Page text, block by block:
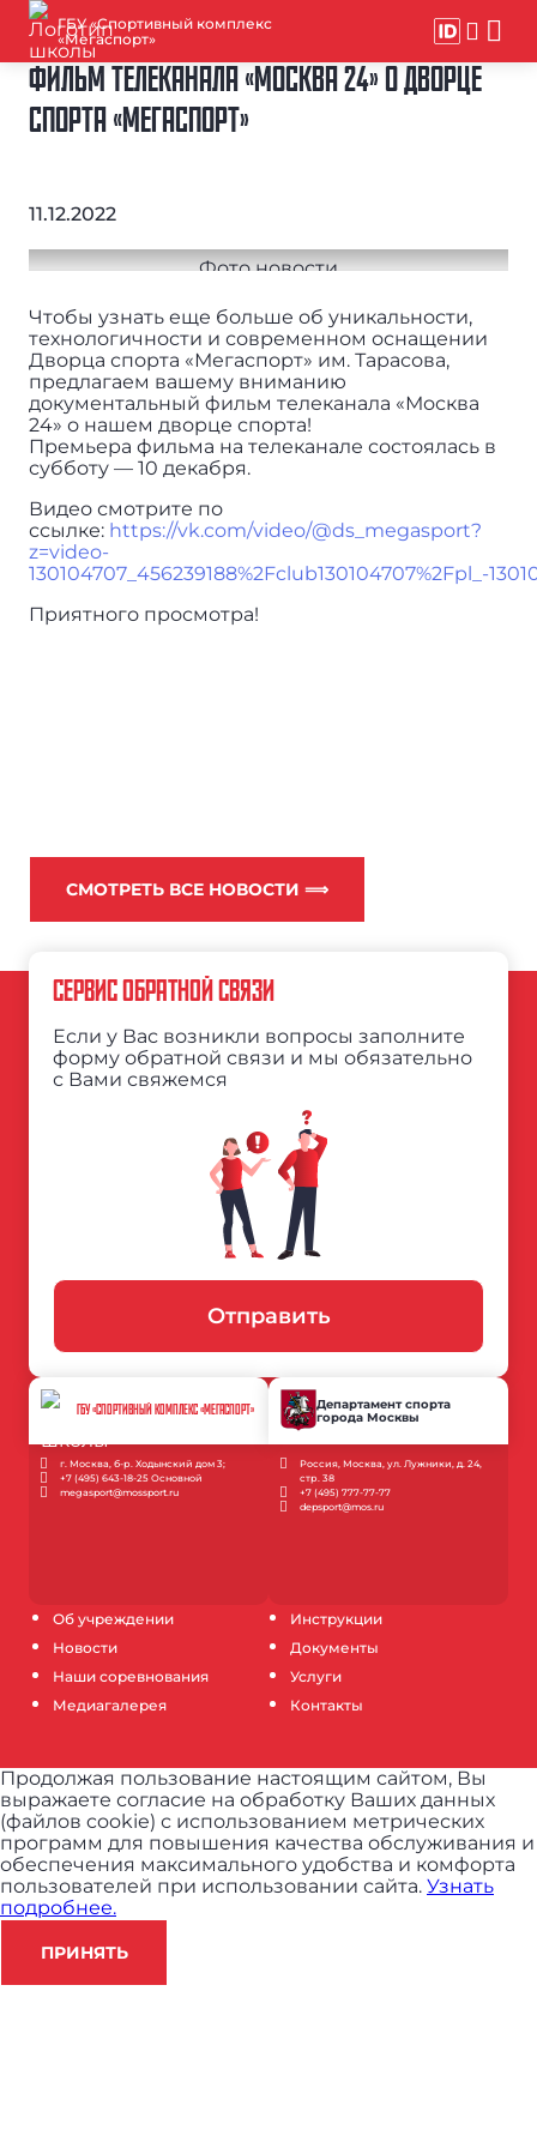
ГБУ «Спортивный комплекс
«Мегаспорт»
ФИЛЬМ ТЕЛЕКАНАЛА «МОСКВА 24» О ДВОРЦЕ
СПОРТА «МЕГАСПОРТ»
11.12.2022
Чтобы узнать еще больше об уникальности,
технологичности и современном оснащении
Дворца спорта «Мегаспорт» им. Тарасова,
предлагаем вашему вниманию
документальный фильм телеканала «Москва
24» о нашем дворце спорта!
Премьера фильма на телеканале состоялась в
субботу — 10 декабря.
Видео смотрите по
ссылке: https://vk.com/video/@ds_megasport?
z=video-
130104707_456239188%2Fclub130104707%2Fpl_-
Приятного просмотра!
СМОТРЕТЬ ВСЕ НОВОСТИ ⟹
Об учреждении
Новости
Наши соревнования
Медиагалерея
Инструкции
Документы
Услуги
Контакты
СЕРВИС ОБРАТНОЙ СВЯЗИ
Если у Вас возникли вопросы заполните
форму обратной связи и мы обязательно
с Вами свяжемся
Отправить
ГБУ «СПОРТИВНЫЙ КОМПЛЕКС «МЕГАСПОРТ»
г. Москва, б-р. Ходынский дом 3;
+7 (495) 643-18-25 Основной
megasport@mossport.ru
Департамент спорта
города Москвы
Россия, Москва, ул. Лужники, д. 24,
стр. 38
+7 (495) 777-77-77
depsport@mos.ru
Продолжая пользование настоящим сайтом, Вы
выражаете согласие на обработку Ваших данных
(файлов cookie) с использованием метрических
программ для повышения качества обслуживания и
обеспечения максимального удобства и комфорта
пользователей при использовании сайта. Узнать
подробнее.
ПРИНЯТЬ